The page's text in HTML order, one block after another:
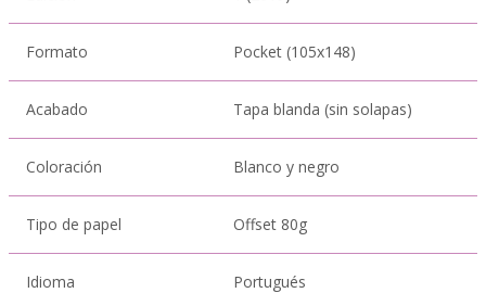
Formato Pocket (105x148)
Acabado Tapa blanda (sin solapas)
Coloración Blanco y negro
Tipo de papel Offset 80g
Idioma Portugués